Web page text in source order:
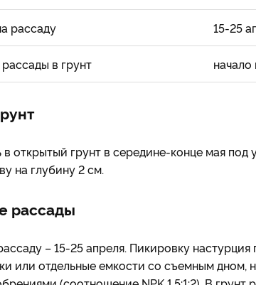
рассаду 15-25
в грунт
открытый грунт в середине-конце мая
на глубину 2 см.
рассады
– 15-25 апреля. Пикировку
или отдельные емкости со съемным дном,